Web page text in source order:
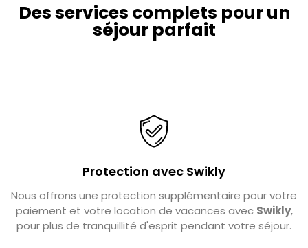
Des services complets pour un
séjour parfait
Protection avec Swikly
Nous offrons une protection supplémentaire pour votre
paiement et votre location de vacances avec Swikly,
pour plus de tranquillité d'esprit pendant votre séjour.